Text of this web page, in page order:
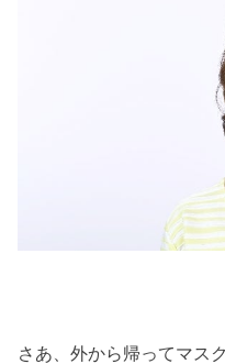
さあ、外から帰ってマス